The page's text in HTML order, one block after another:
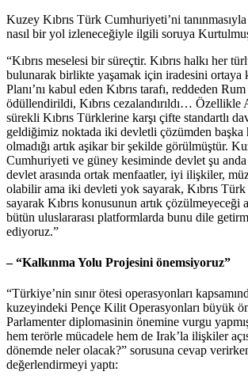
Kuzey Kıbrıs Türk Cumhuriyeti’ni
nasıl bir yol izleneceğiyle ilgili soruya
“Kıbrıs meselesi bir süreçtir. Kıbrıs halkı her
bulunarak birlikte yaşamak için iradesini ortaya
Planı’nı kabul eden Kıbrıs tarafı, reddeden
ödüllendirildi, Kıbrıs cezalandırıldı…
sürekli Kıbrıs Türklerine karşı çifte standartlı
geldiğimiz noktada iki devletli çözümden başka
olmadığı artık aşikar bir şekilde görülmüştür.
Cumhuriyeti ve güney kesiminde devlet şu
devlet arasında ortak menfaatler, iyi ilişkiler,
olabilir ama iki devleti yok sayarak, Kıbrıs
sayarak Kıbrıs konusunun artık çözülmeyeceği
bütün uluslararası platformlarda bunu dile
ediyoruz.”
– “Kalkınma Yolu Projesini önemsiyoruz”
“Türkiye’nin sınır ötesi operasyonları
kuzeyindeki Pençe Kilit Operasyonları büyük
Parlamenter diplomasinin önemine vurgu
hem terörle mücadele hem de Irak’la ilişkiler
dönemde neler olacak?” sorusuna cevap
değerlendirmeyi yaptı: